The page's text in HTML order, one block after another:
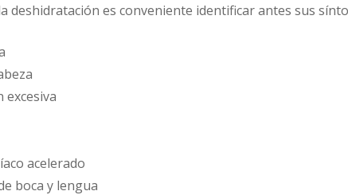
deshidratación es conveniente identificar antes sus
excesiva
acelerado
boca y lengua